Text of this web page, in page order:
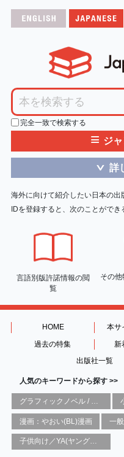
完全一致で検索する
≡ ジ
＞ 詳
海外に向けて紹介したい日本の出
IDを登録すると、次のことができ
言語別版許諾情報の閲
覧
その
HOME 本サ
過去の特集
新
出版社一覧
人気のキーワードから探す >>
漫画：やおい(BL)漫画 一
子供向け／YA(ヤングアダルト)向け一般：芸術&芸術家